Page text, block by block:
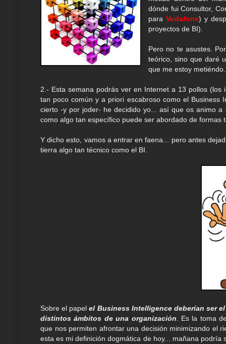
dónde fui Consultor,
paraVodafone) y
proyectos de BI).
Pero no te asustes.
teórico, sino que daré
que me estoy
2.- Esta semana podrás ver en Internet a 13 pollos (los
tan poco común y a priori escabroso como el Business
cierto -y por joder- he decidido yo... así que os animo
como algo tan específico puede ser abordado de formas
Y dicho esto, vamos a entrar en faena... pero antes
tierra algo tan técnico como el BI.
Sobre el papelel Business Intelligence deberían ser
distintos ámbitos de una organización . Es la toma
que nos permiten afrontar una decisión minimizando el
esta es mi definición dogmática de hoy... mañana